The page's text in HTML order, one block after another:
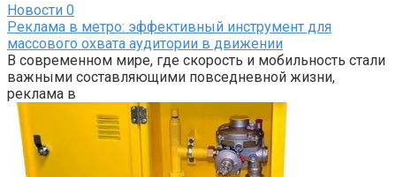
Новости 0
Реклама в метро: эффективный инструмент для
массового охвата аудитории в движении
В современном мире, где скорость и мобильность стали
важными составляющими повседневной жизни,
реклама в